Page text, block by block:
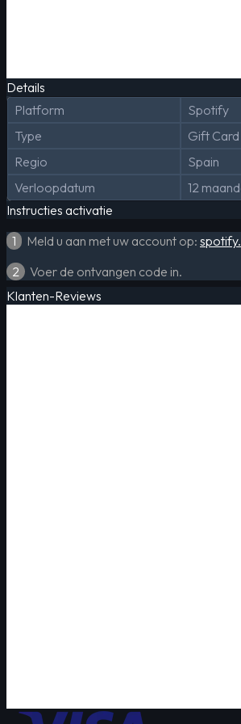
Details
Platform
Spotify
Type
Gift Card
Regio
Spain
Verloopdatum
12
Instructies activatie
1
Meld u aan met uw account op:
2
Voer de ontvangen code in.
Klanten-Reviews